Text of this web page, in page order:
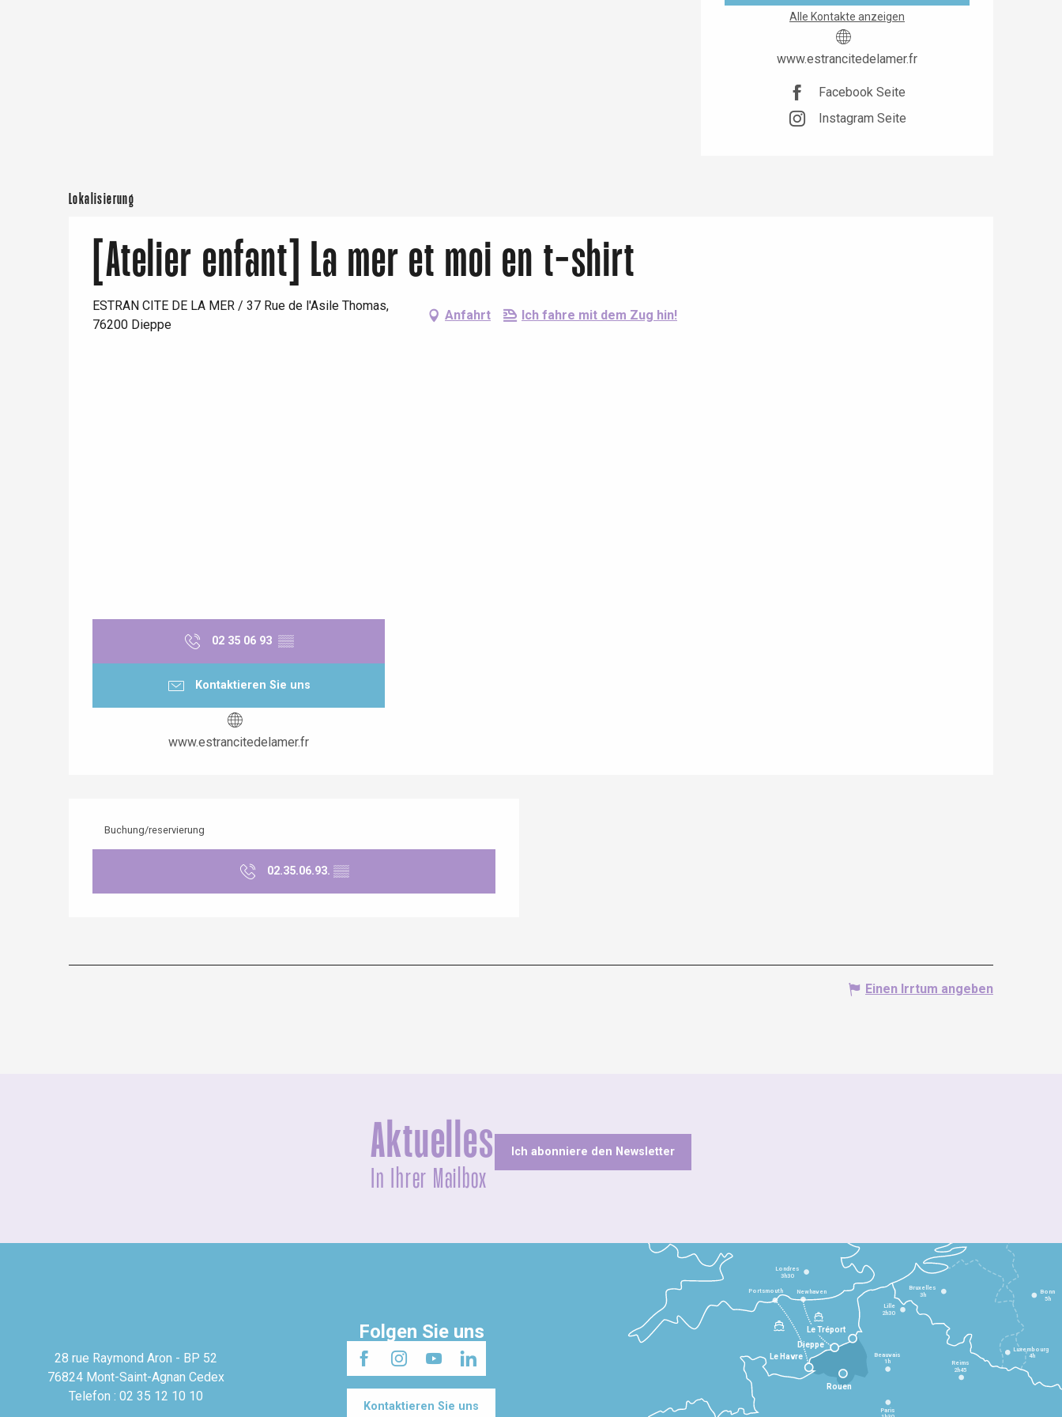
Rouen
Alle Kontakte anzeigen
www.estrancitedelamer.fr
Facebook Seite
Instagram Seite
Lokalisierung
[Atelier enfant] La mer et moi en t-shirt
ESTRAN CITE DE LA MER / 37 Rue de l'Asile Thomas,
76200 Dieppe
Anfahrt Ich fahre mit dem Zug hin!
02 35 06 93 ▒▒
Kontaktieren Sie uns
www.estrancitedelamer.fr
Buchung/reservierung
02.35.06.93. ▒▒
Einen Irrtum angeben
Aktuelles
In Ihrer Mailbox
Ich abonniere den Newsletter
28 rue Raymond Aron - BP 52
76824 Mont-Saint-Agnan Cedex
Telefon : 02 35 12 10 10
Folgen Sie uns
Kontaktieren Sie uns
Le Havre
Dieppe
Le Tréport
Paris
Beauvais
1h Reims
2h45
Lille
2h30
Bruxelles
3h
Londres
3h30
Newhaven
Portsmouth Bonn
5h
Luxembourg
4h
Rouen